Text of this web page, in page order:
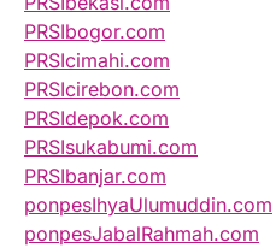
PRSIbogor.com
PRSIcimahi.com
PRSIcirebon.com
PRSIdepok.com
PRSIsukabumi.com
PRSIbanjar.com
ponpesIhyaUlumuddin.com
ponpesJabalRahmah.com